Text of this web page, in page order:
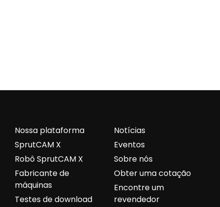
Notícias
Eventos
Sobre nós
Obter uma cotação
Encontre um
revendedor
Nossa plataforma
SprutCAM X
Robô SprutCAM X
Fabricante de
máquinas
Testes de download